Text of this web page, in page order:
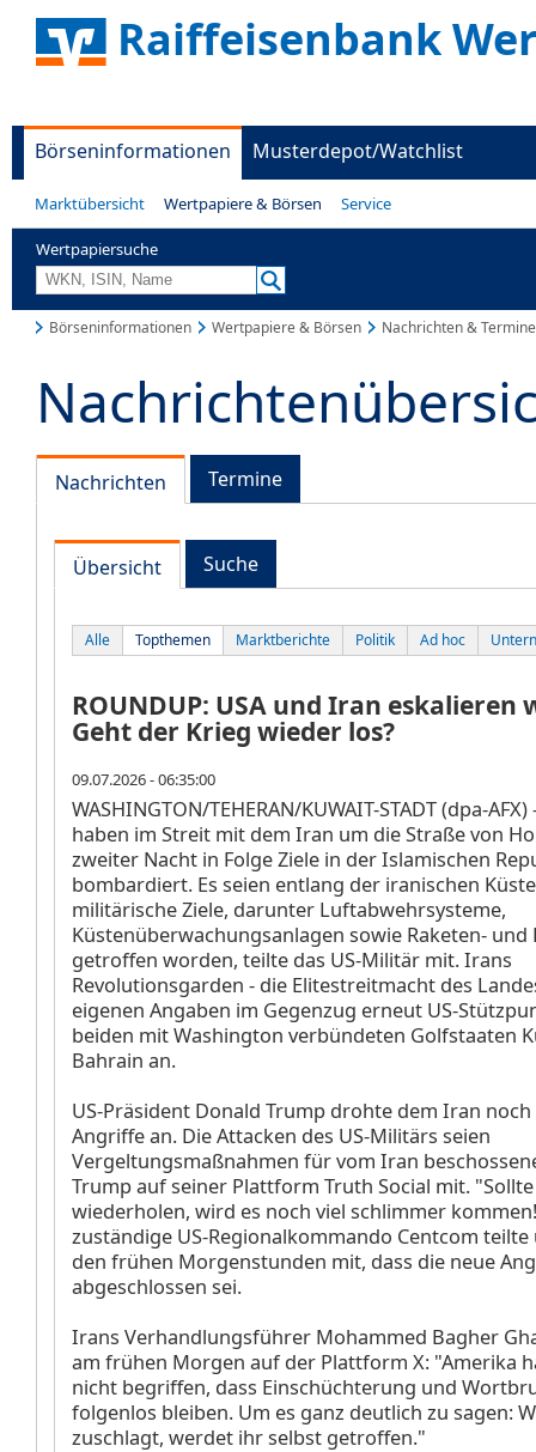
Raiffeisenbank
Börseninformationen Musterdepot/Watchlist
Marktübersicht Wertpapiere & Börsen Service
Wertpapiersuche
Börseninformationen Wertpapiere & Börsen Nachrichten & Termine
Nachrichten Termine
Übersicht Suche
Alle Topthemen Marktberichte Politik Ad hoc
ROUNDUP: USA und Iran eskalieren
Geht der Krieg wieder los?
09.07.2026 - 06:35:00
WASHINGTON/TEHERAN/KUWAIT-STADT (dpa-AFX)
haben im Streit mit dem Iran um die Straße von
zweiter Nacht in Folge Ziele in der Islamischen
bombardiert. Es seien entlang der iranischen
militärische Ziele, darunter Luftabwehrsysteme,
Küstenüberwachungsanlagen sowie Raketen-
getroffen worden, teilte das US-Militär mit. Irans
Revolutionsgarden - die Elitestreitmacht des
eigenen Angaben im Gegenzug erneut US-
beiden mit Washington verbündeten Golfstaaten
Bahrain an.
US-Präsident Donald Trump drohte dem Iran
Angriffe an. Die Attacken des US-Militärs seien
Vergeltungsmaßnahmen für vom Iran
Trump auf seiner Plattform Truth Social mit.
wiederholen, wird es noch viel schlimmer
zuständige US-Regionalkommando Centcom
den frühen Morgenstunden mit, dass die neue
abgeschlossen sei.
Irans Verhandlungsführer Mohammed Bagher
am frühen Morgen auf der Plattform X: "Amerika
nicht begriffen, dass Einschüchterung und
folgenlos bleiben. Um es ganz deutlich zu sagen:
zuschlagt, werdet ihr selbst getroffen."